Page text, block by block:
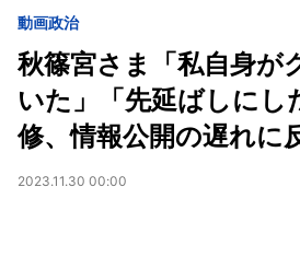
動画政治
秋篠宮さま「私自身が
いた」「先延ばしに
修、情報公開の遅れに
2023.11.30 00:00